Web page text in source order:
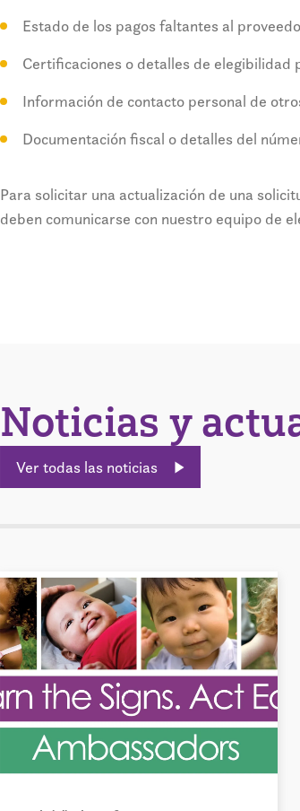
Estado de los pagos faltantes al
Certificaciones o detalles de elegibilidad
Información de contacto personal de
Documentación fiscal o detalles del
Para solicitar una actualización de una
deben comunicarse con nuestro equipo de
Noticias y
Ver todas las noticias